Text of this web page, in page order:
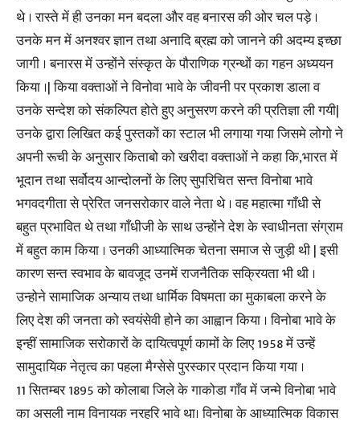
थे । रास्ते में ही उनका मन बदला और वह बनारस की ओर चल पड़े ।
उनके मन में अनश्वर ज्ञान तथा अनादि ब्रह्म को जानने की अदम्य इच्छा
जागी । बनारस में उन्होंने संस्कृत के पौराणिक ग्रन्थों का गहन अध्ययन
किया ।| किया वक्ताओं ने विनोवा भावे के जीवनी पर प्रकाश डाला व
उनके सन्देश को संकल्पित होते हुए अनुसरण करने की प्रतिज्ञा ली गयी|
उनके द्वारा लिखित कई पुस्तकों का स्टाल भी लगाया गया जिसमे लोगो ने
अपनी रूची के अनुसार किताबो को खरीदा वक्ताओं ने कहा कि,भारत में
भूदान तथा सर्वोदय आन्दोलनों के लिए सुपरिचित सन्त विनोबा भावे
भगवदगीता से प्रेरित जनसरोकार वाले नेता थे । वह महात्मा गाँधी से
बहुत प्रभावित थे तथा गाँधीजी के साथ उन्होंने देश के स्वाधीनता संग्राम
में बहुत काम किया । उनकी आध्यात्मिक चेतना समाज से जुड़ी थी | इसी
कारण सन्त स्वभाव के बावजूद उनमें राजनैतिक सक्रियता भी थी ।
उन्होने सामाजिक अन्याय तथा धार्मिक विषमता का मुकाबला करने के
लिए देश की जनता को स्वयंसेवी होने का आह्वान किया । विनोबा भावे के
इन्हीं सामाजिक सरोकारों के दायित्वपूर्ण कामों के लिए 1958 में उन्हें
सामुदायिक नेतृत्व का पहला मैग्सेसे पुरस्कार प्रदान किया गया ।
11 सितम्बर 1895 को कोलाबा जिले के गाकोडा गाँव में जन्मे विनोबा भावे
का असली नाम विनायक नरहरि भावे था। विनोबा के आध्यात्मिक विकास